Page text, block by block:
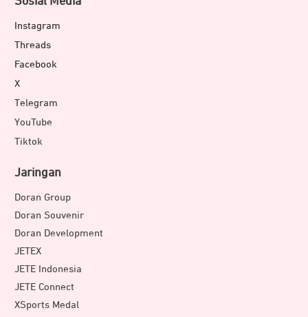
dioptimalkan, SkyHawk menghadirkan solusi
Layanan Pemulihan Data
Instagram
Threads
Facebook
X
Telegram
YouTube
Tiktok
Jaringan
Doran Group
Doran Souvenir
Doran Development
JETEX
JETE Indonesia
JETE Connect
XSports Medal